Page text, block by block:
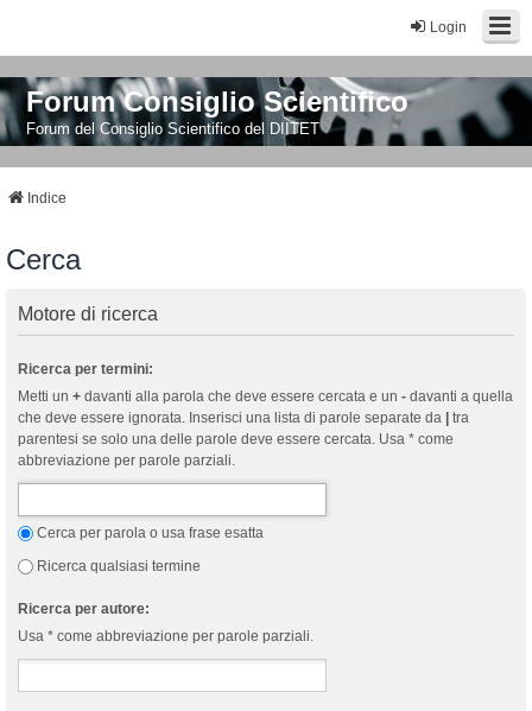
Login
Forum Consiglio Scientifico
Forum del Consiglio Scientifico del DIITET
Indice
Cerca
Motore di ricerca
Ricerca per termini:
Metti un + davanti alla parola che deve essere cercata e un - davanti a quella
che deve essere ignorata. Inserisci una lista di parole separate da
tra
parentesi se solo una delle parole deve essere cercata. Usa * come
abbreviazione per parole parziali.
Cerca per parola o usa frase esatta
Ricerca qualsiasi termine
Ricerca per autore:
Usa * come abbreviazione per parole parziali.